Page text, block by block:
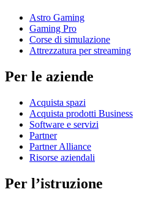
Astro Gaming
Gaming Pro
Corse di simulazione
Attrezzatura per streaming
Per le aziende
Acquista spazi
Acquista prodotti Business
Software e servizi
Partner
Partner Alliance
Risorse aziendali
Per l’istruzione